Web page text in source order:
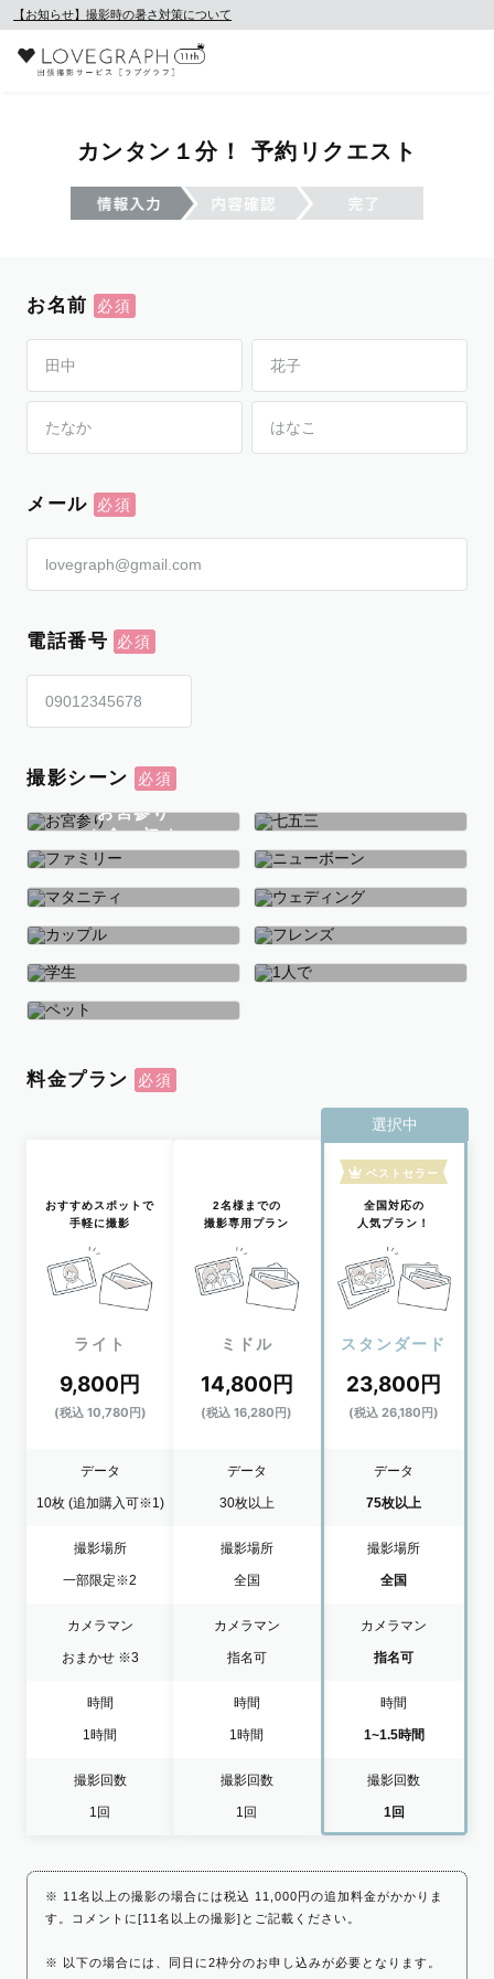
【お知らせ】撮影時の暑さ対策について
カンタン１分！ 予約リクエスト
お名前
メール
電話番号
撮影シーン
お宮参り
お食い初め
七五三
ファミリー ニューボーン
マタニティ ウェディング
カップル フレンズ
学生
料金プラン
おすすめスポットで
手軽に撮影
ライト
9,800円
(税込 10,780円)
データ
10枚 (追加購入可※1)
撮影場所
一部限定※2
カメラマン
おまかせ ※3
時間
1時間
撮影回数
1回
2名様までの
撮影専用プラン
ミドル
14,800円
(税込 16,280円)
データ
30枚以上
撮影場所
全国
カメラマン
指名可
時間
1時間
撮影回数
1回
選択中
ベストセラー
全国対応の
人気プラン！
スタンダード
23,800円
(税込 26,180円)
データ
75枚以上
撮影場所
全国
カメラマン
指名可
時間
1~1.5時間
撮影回数
1回
※ 11名以上の撮影の場合には税込 11,000円の追加料金がかかりま
す。コメントに[11名以上の撮影]とご記載ください。
※ 以下の場合には、同日に2枠分のお申し込みが必要となります。